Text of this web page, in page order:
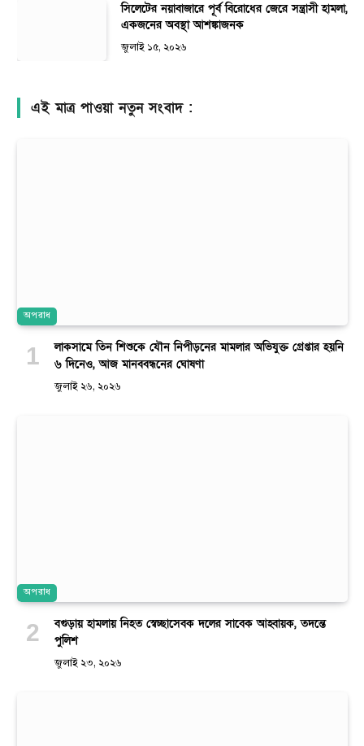
সিলেটের নয়াবাজারে পূর্ব বিরোধের জেরে সন্ত্রাসী হামলা,
একজনের অবস্থা আশঙ্কাজনক
জুলাই ১৫, ২০২৬
এই মাত্র পাওয়া নতুন সংবাদ :
অপরাধ
লাকসামে তিন শিশুকে যৌন নিপীড়নের মামলার অভিযুক্ত গ্রেপ্তার হয়নি
৬ দিনেও, আজ মানববন্ধনের ঘোষণা
জুলাই ২৬, ২০২৬
অপরাধ
বগুড়ায় হামলায় নিহত স্বেচ্ছাসেবক দলের সাবেক আহ্বায়ক, তদন্তে
পুলিশ
জুলাই ২৩, ২০২৬